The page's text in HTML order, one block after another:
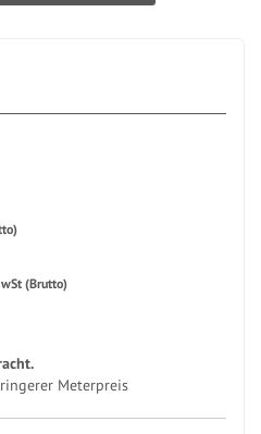
(Brutto)
Meterpreis